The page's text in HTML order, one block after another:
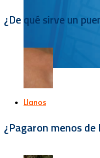
¿De qué sirve un
Llanos
¿Pagaron menos